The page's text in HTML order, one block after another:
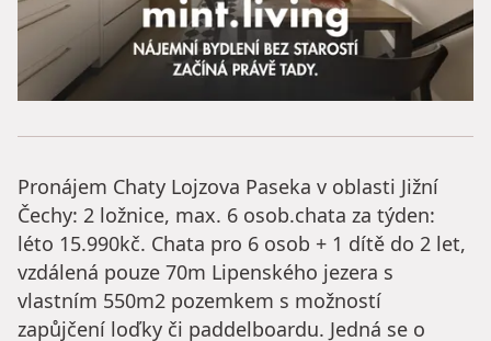
Pronájem Chaty Lojzova Paseka v oblasti Jižní
Čechy: 2 ložnice, max. 6 osob.chata za týden:
léto 15.990kč. Chata pro 6 osob + 1 dítě do 2 let,
vzdálená pouze 70m Lipenského jezera s
vlastním 550m2 pozemkem s možností
zapůjčení loďky či paddelboardu. Jedná se o